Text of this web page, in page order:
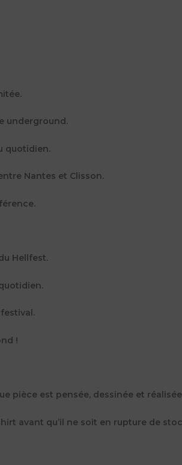
underground.
quotidien.
Nantes et Clisson.
Hellfest.
!
pièce est pensée, dessinée et
avant qu’il ne soit en rupture de